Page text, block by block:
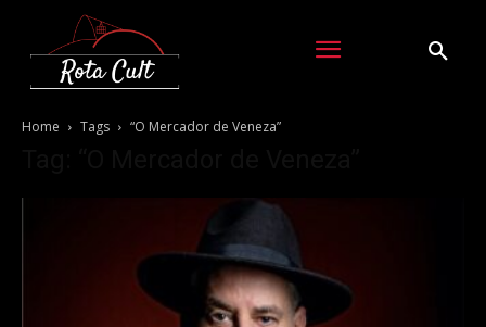
Home Tags “O Mercador de Veneza”